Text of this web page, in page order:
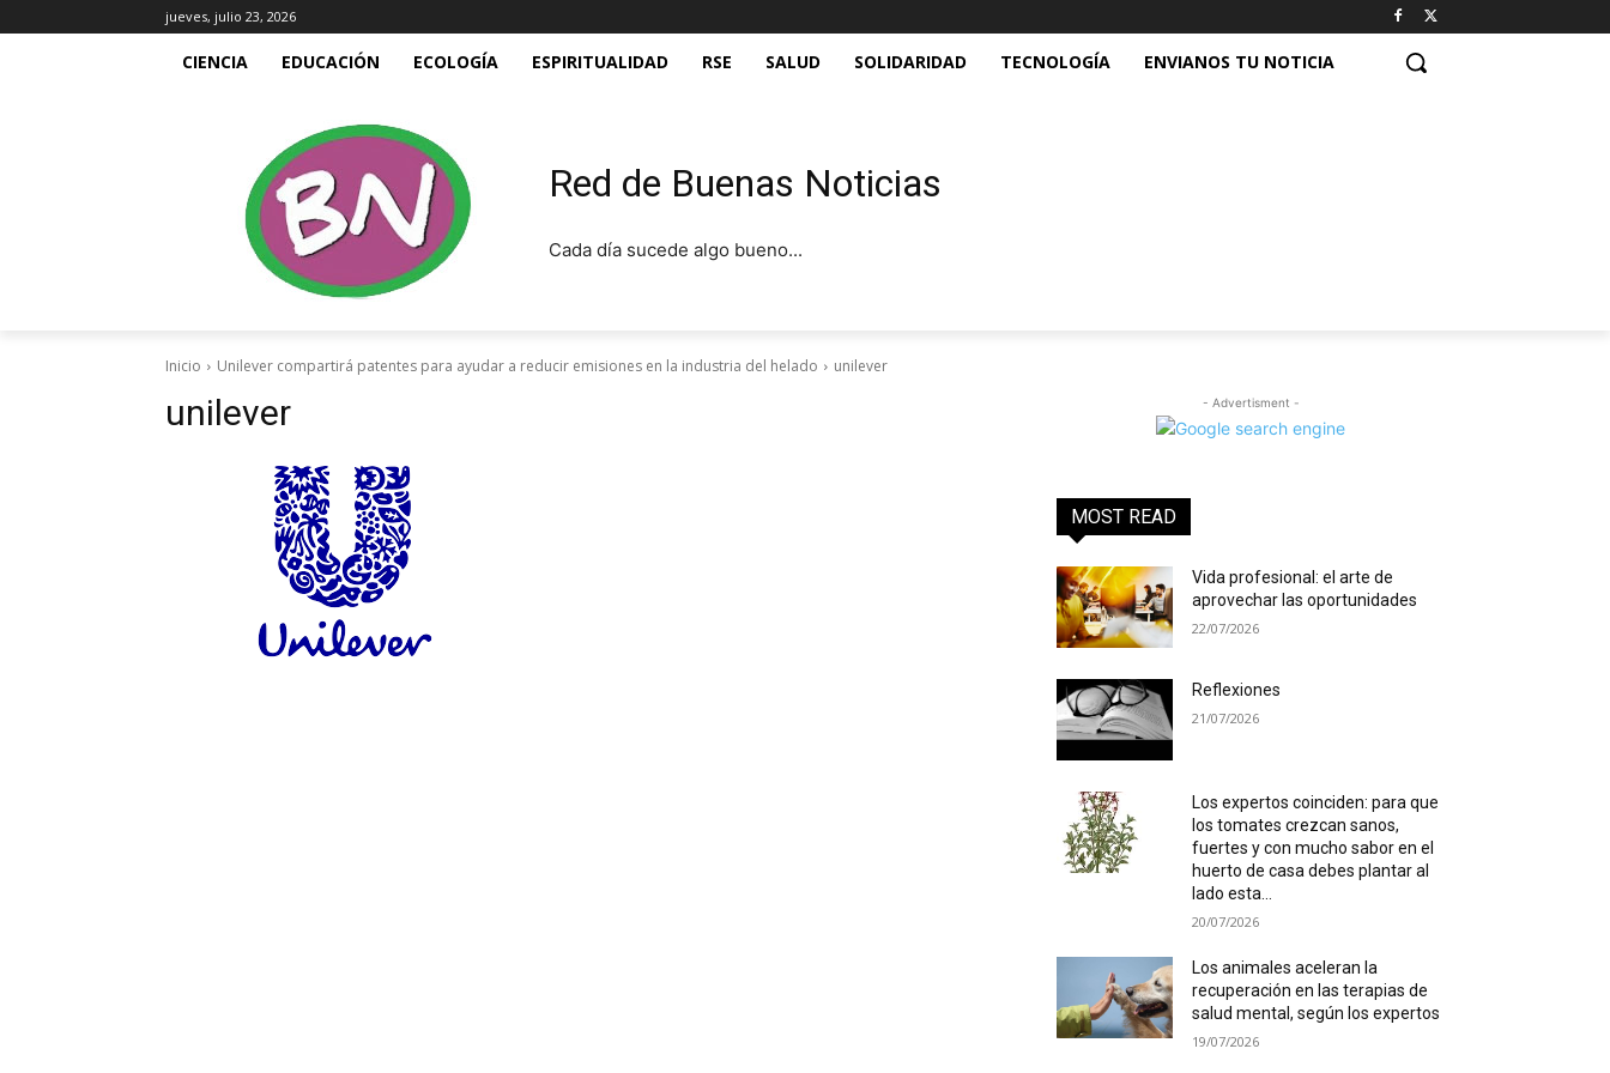
jueves, julio 23, 2026
CIENCIA EDUCACIÓN ECOLOGÍA ESPIRITUALIDAD RSE SALUD SOLIDARIDAD TECNOLOGÍA ENVIANOS TU NOTICIA
Red de Buenas Noticias
Cada día sucede algo bueno...
Inicio Unilever compartirá patentes para ayudar a reducir emisiones en la industria del helado unilever
unilever - Advertisment -
MOST READ
Vida profesional: el arte de
aprovechar las oportunidades
22/07/2026
Reflexiones
21/07/2026
Los expertos coinciden: para que
los tomates crezcan sanos,
fuertes y con mucho sabor en el
huerto de casa debes plantar al
lado esta...
20/07/2026
Los animales aceleran la
recuperación en las terapias de
salud mental, según los expertos
19/07/2026